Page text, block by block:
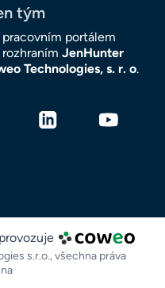
tým
portálem
JenHunter
Technologies, s. r. o.
s.r.o.,všechna práva